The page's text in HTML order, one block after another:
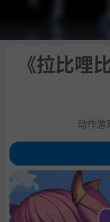
《拉比哩
动作游
.关于这款游戏
.万圣节来临! 还没
3